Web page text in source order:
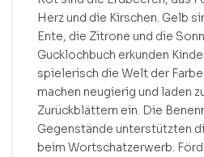
Herz und die Kirschen. Gelb
Ente, die Zitrone und die
Gucklochbuch erkunden
spielerisch die Welt der
machen neugierig und laden
Zurückblättern ein. Die
Gegenstände unterstützten
beim Wortschatzerwerb.